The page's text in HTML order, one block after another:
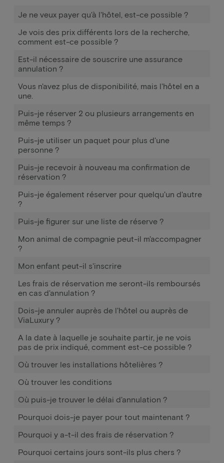
Je ne veux payer qu'à l'hôtel, est-ce possible ?
Je vois des prix différents lors de la recherche,
comment est-ce possible ?
Est-il nécessaire de souscrire une assurance
annulation ?
Vous n'avez plus de disponibilité, mais l'hôtel en a
une.
Puis-je réserver 2 ou plusieurs arrangements en
même temps ?
Puis-je utiliser un paquet pour plus d'une
personne ?
Puis-je recevoir à nouveau ma confirmation de
réservation ?
Puis-je également réserver pour quelqu'un d'autre
?
Puis-je figurer sur une liste de réserve ?
Mon animal de compagnie peut-il m'accompagner
?
Mon enfant peut-il s'inscrire
Les frais de réservation me seront-ils remboursés
en cas d'annulation ?
Dois-je annuler auprès de l'hôtel ou auprès de
ViaLuxury ?
A la date à laquelle je souhaite partir, je ne vois
pas de prix indiqué, comment est-ce possible ?
Où trouver les installations hôtelières ?
Où trouver les conditions
Où puis-je trouver le délai d'annulation ?
Pourquoi dois-je payer pour tout maintenant ?
Pourquoi y a-t-il des frais de réservation ?
Pourquoi certains jours sont-ils plus chers ?